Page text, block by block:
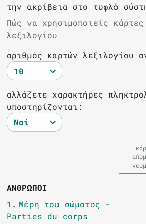
την ακρίβεια στο τυφλό
Πώς να χρησιμοποιείς
λεξιλογίου
αριθμός καρτών λεξιλογίου
αλλάζετε χαρακτήρες
υποστηρίζονται:
ΑΝΘΡΩΠΟΙ
1. Μέρη του σώματος -
Parties du corps